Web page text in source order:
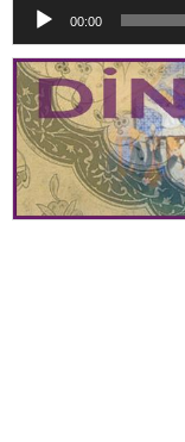
00:00